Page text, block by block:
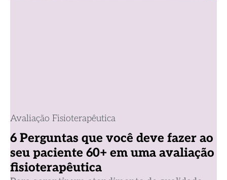
Avaliação Fisioterapêutica
6 Perguntas que você deve fazer ao
seu paciente 60+ em uma avaliação
fisioterapêutica